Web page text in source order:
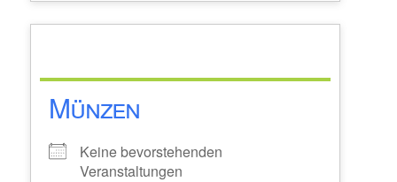
Münzen
Keine bevorstehenden
Veranstaltungen